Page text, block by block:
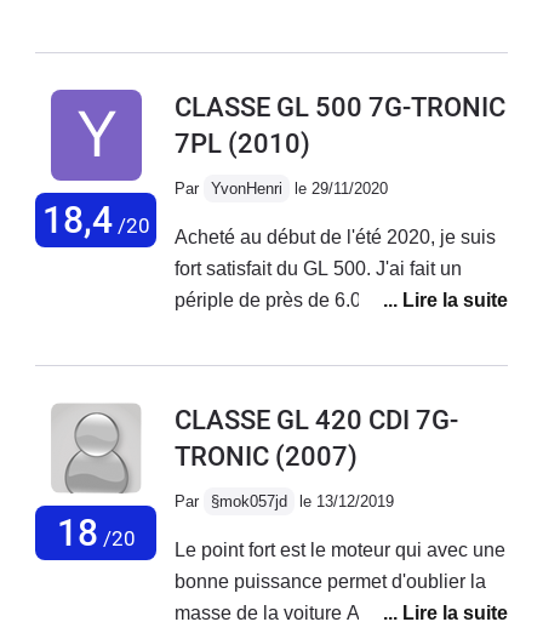
un coup de Karcher , et il devient un chic gentleman.J
encombrant , mais je n habite pas en ville donc ,...
18,4/20
CLASSE GL 500 7G-TRONIC
7PL (2010)
Par YvonHenri le 29/11/2020
Acheté au début de l'été 2020, je suis
fort satisfait du GL 500. J'ai fait un
périple de près de 6.000 km avec 6
Budapest, caravane double-essieu
tentes canadiennes, etc., sans aucun
problème. Confort et agrément, même
élevée, environ 12 l en solo sur route,
et plus ou moins 18 L avec la
caravane chargée, sans parler des
18 /20
CLASSE GL 420 CDI 7G-
TRONIC (2007)
Par §mok057jd le 13/12/2019
Le point fort est le moteur qui avec une
bonne puissance permet d'oublier la
masse de la voiture Après avoir testé